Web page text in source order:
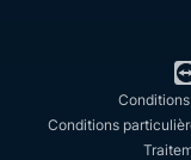
Conditions